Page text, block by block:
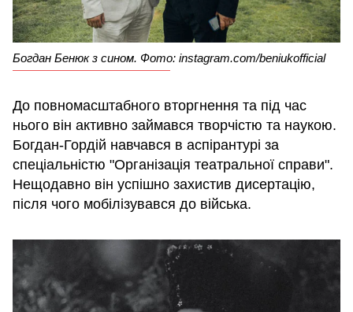
Богдан Бенюк з сином. Фото: instagram.com/beniukofficial
До повномасштабного вторгнення та під час
нього він активно займався творчістю та наукою.
Богдан-Гордій навчався в аспірантурі за
спеціальністю "Організація театральної справи".
Нещодавно він успішно захистив дисертацію,
після чого мобілізувався до війська.